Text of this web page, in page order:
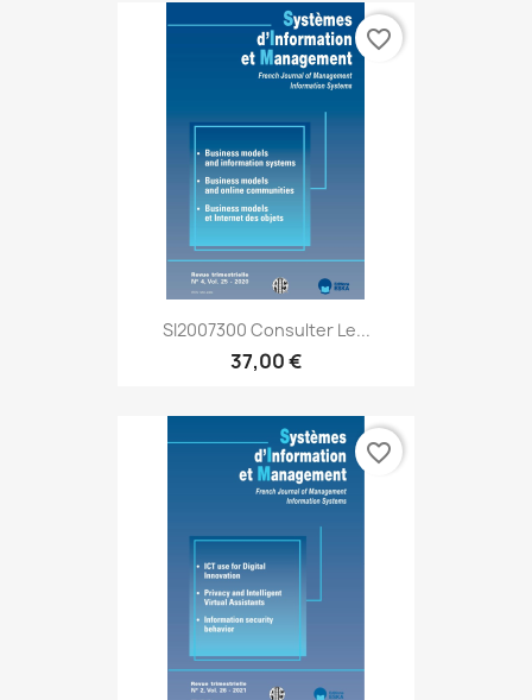
SI2007300 Consulter Le...
37,00 €
favorite_border
favorite_border